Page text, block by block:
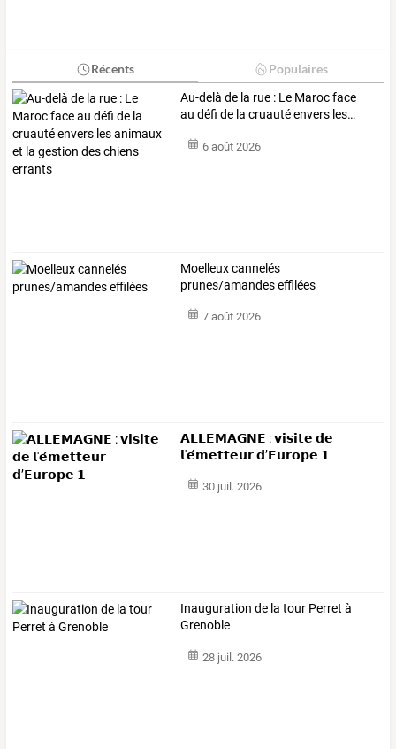
Récents Populaires
Au-delà de la rue : Le Marocface
au défi de la cruautéenvers les…
6 août 2026
Moelleux cannelés
prunes/amandes effilées
7 août 2026
𝗔𝗟𝗟𝗘𝗠𝗔𝗚𝗡𝗘 : 𝘃𝗶𝘀𝗶𝘁𝗲 𝗱𝗲
𝗹'𝗲́𝗺𝗲𝘁𝘁𝗲𝘂𝗿 𝗱’𝗘𝘂𝗿𝗼𝗽𝗲 𝟭
30 juil. 2026
Inauguration de la tour Perret à
Grenoble
28 juil. 2026